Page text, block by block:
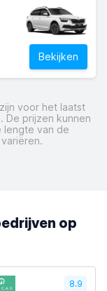
Bekijken
voor het laatst
De prijzen kunnen
lengte van de
op
8.9